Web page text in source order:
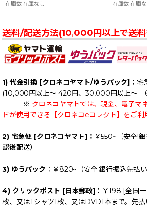
在庫数 在庫なし 在庫数 在庫
送料/配送方法(10,000円以上で送
1) 代金引換 [クロネコヤマト/ゆうパック]： 宅
(10,000円以上～ 420円、30,000円以上～
※ クロネコヤマトでは、現金、電子マ
ドが使用できる【クロネコeコレクト】をご利
2) 宅急便 [クロネコヤマト]： ￥550~（安全!
認後配送）
3) ゆうパック： ￥820~（安全!銀行振込先払
4) クリックポスト [日本郵政]： ￥198 [全国
枚、又はTシャツ1枚、又はDVD1本まで。先